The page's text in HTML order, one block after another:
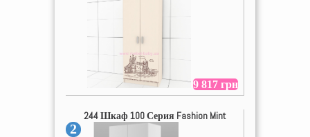
9 817 грн
244 Шкаф 100 Серия Fashion Mint
2